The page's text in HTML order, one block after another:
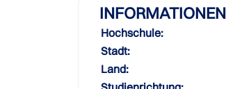
INFORMATIONEN
Hochschule:
Stadt:
Land: